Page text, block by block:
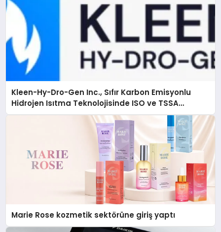
Kleen-Hy-Dro-Gen Inc., Sıfır Karbon Emisyonlu
Hidrojen Isıtma Teknolojisinde ISO ve TSSA
Düzenleyici Onaylarını Aldı
Marie Rose kozmetik sektörüne giriş yaptı